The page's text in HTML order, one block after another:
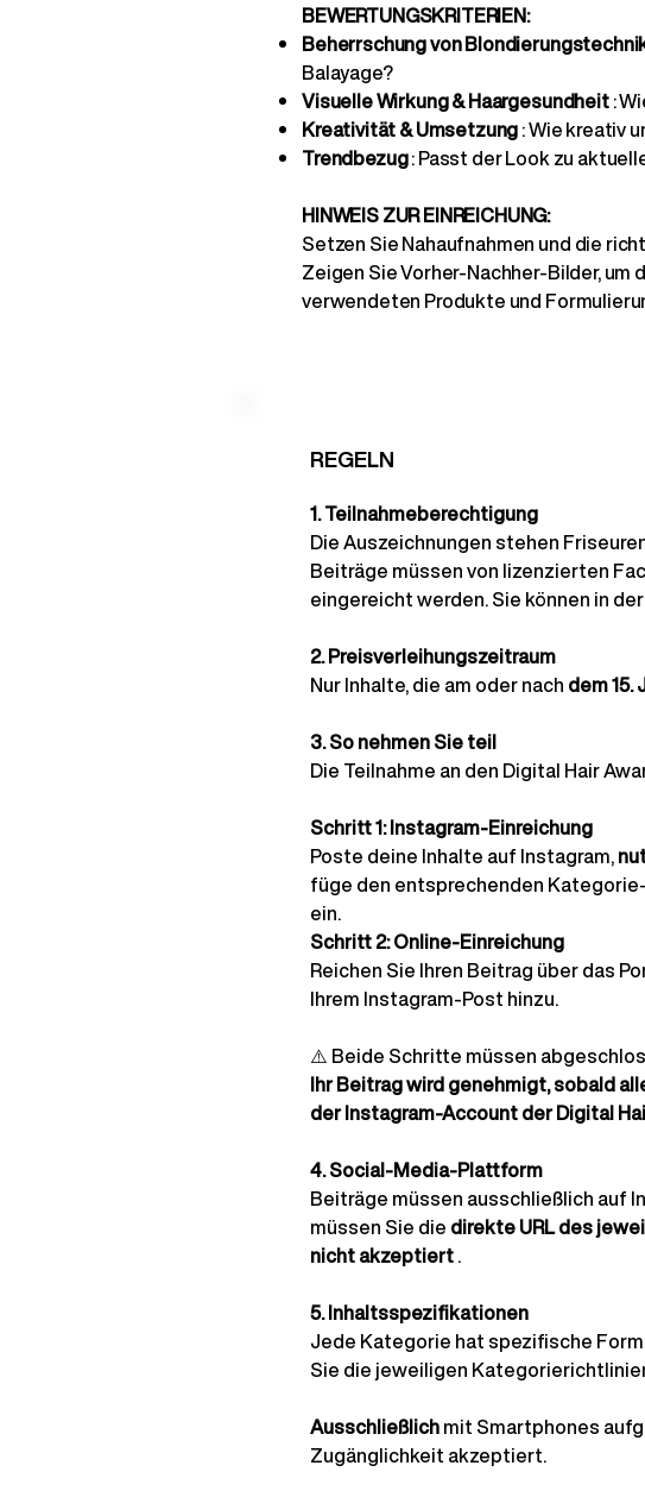
BEWERTUNGSKRITERIEN:
Beherrschung von
Balayage?
Visuelle Wirkung & Haargesundheit:
Kreativität & Umsetzung: Wie kreativ
Trendbezug: Passt der Look zu
HINWEIS ZUR EINREICHUNG:
Setzen Sie Nahaufnahmen und die
Zeigen Sie Vorher-Nachher-Bilder, um
verwendeten Produkte und
REGELN
1. Teilnahmeberechtigung
Die Auszeichnungen stehen
Beiträge müssen von lizenzierten
eingereicht werden. Sie können in
2. Preisverleihungszeitraum
Nur Inhalte, die am oder nach dem
3. So nehmen Sie teil
Die Teilnahme an den Digital Hair
Schritt 1: Instagram-Einreichung
Poste deine Inhalte auf Instagram,
füge den entsprechenden
ein.
Schritt 2: Online-Einreichung
Reichen Sie Ihren Beitrag über das
Ihrem Instagram-Post hinzu.
⚠️ Beide Schritte müssen
Ihr Beitrag wird genehmigt, sobald
der Instagram-Account der Digital
4. Social-Media-Plattform
Beiträge müssen ausschließlich auf
müssen Sie die direkte URL des
nicht akzeptiert.
5. Inhaltsspezifikationen
Jede Kategorie hat spezifische
Sie die jeweiligen
Ausschließlichmit Smartphones
Zugänglichkeit akzeptiert.